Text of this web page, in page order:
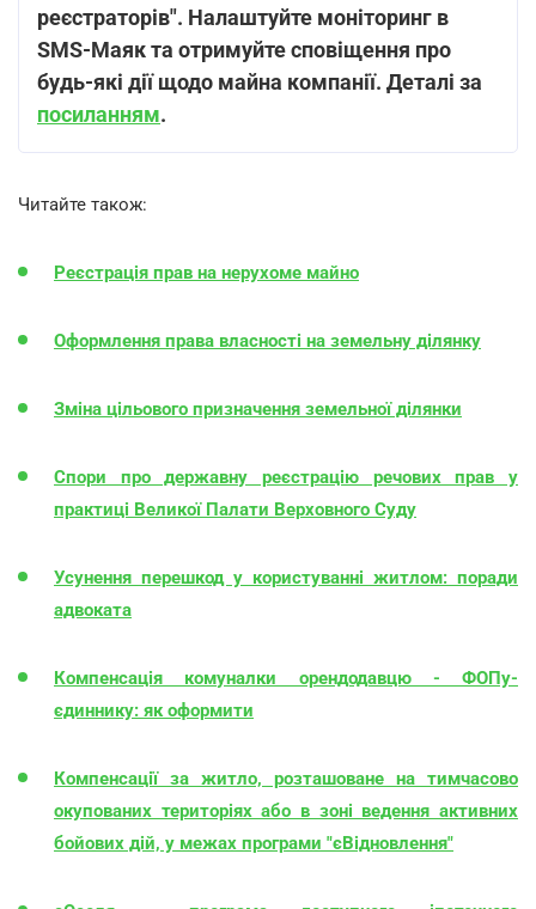
реєстраторів". Налаштуйте моніторинг в
SMS-Маяк та отримуйте сповіщення про
будь-які дії щодо майна компанії. Деталі за
посиланням.
Читайте також:
Реєстрація прав на нерухоме майно
Оформлення права власності на земельну ділянку
Зміна цільового призначення земельної ділянки
Спори про державну реєстрацію речових прав у
практиці Великої Палати Верховного Суду
Усунення перешкод у користуванні житлом: поради
адвоката
Компенсація комуналки орендодавцю - ФОПу-
єдиннику: як оформити
Компенсації за житло, розташоване на тимчасово
окупованих територіях або в зоні ведення активних
бойових дій, у межах програми "єВідновлення"